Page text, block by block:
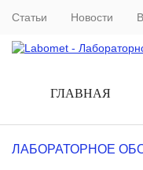
Статьи Новости
ГЛАВНАЯ
ЛАБОРАТОРНОЕ